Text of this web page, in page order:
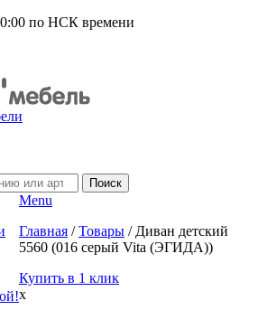
по НСК времени
Menu
Главная / Товары / Диван детский
5560 (016 серый Vita (ЭГИДА))
Купить в 1 клик
x